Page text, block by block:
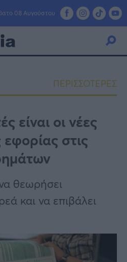
08 Αυγούστου
ΠΕΡΙΣΣΟΤΕΡΕΣ
είναι οι νέες
στις
θεωρήσει
και να επιβάλει